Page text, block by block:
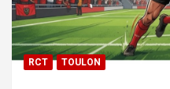
RCT TOULON